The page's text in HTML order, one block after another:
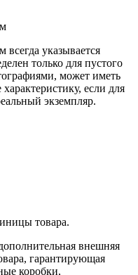
указывается
только для пустого
может иметь
если для
экземпляр.
товара.
внешняя
гарантирующая
коробки,